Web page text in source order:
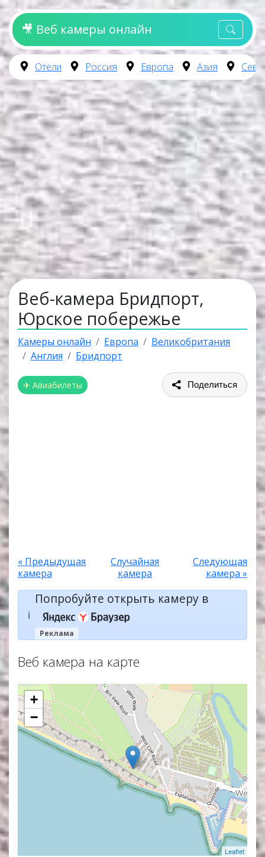
🎥 Веб камеры онлайн
Отели Россия Европа Азия
Веб-камера Бридпорт,
Юрское побережье
Камеры онлайн Европа
Великобритания
Англия
Бридпорт
✈ Авиабилеты Поделиться
« Предыдущая
камера
Случайная
камера
Следующая
камера »
ℹ️
Попробуйте открыть камеру в
Реклама
Веб камера на карте
+
−
Leaflet